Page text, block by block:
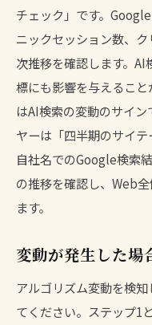
チェック」です。
ニックセッション数、
次推移を確認します。
標にも影響を与えるこ
はAI検索の変動のサイ
ヤーは「四半期のサイ
自社名でのGoogle検索
の推移を確認し、Web
ます。
変動が発生した場
アルゴリズム変動を検
てください。ステップ1